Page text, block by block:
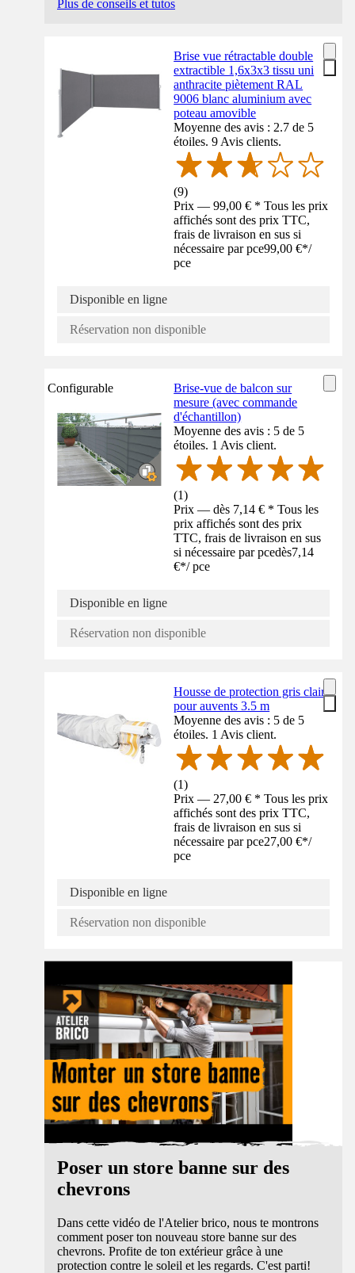
Plus de conseils et tutos
Brise vue rétractable double
extractible 1,6x3x3 tissu uni
anthracite piètement RAL
9006 blanc aluminium avec
poteau amovible
Moyenne des avis : 2.7 de 5
étoiles. 9 Avis clients.
(9)
Prix — 99,00 € * Tous les prix
affichés sont des prix TTC,
frais de livraison en sus si
nécessaire par pce99,00 €*/
pce
Disponible en ligne
Réservation non disponible
Configurable
Brise-vue de balcon sur
mesure (avec commande
d'échantillon)
Moyenne des avis : 5 de 5
étoiles. 1 Avis client.
(1)
Prix — dès 7,14 € * Tous les
prix affichés sont des prix
TTC, frais de livraison en sus
si nécessaire par pcedès7,14
€*/ pce
Disponible en ligne
Réservation non disponible
Housse de protection gris clair
pour auvents 3.5 m
Moyenne des avis : 5 de 5
étoiles. 1 Avis client.
(1)
Prix — 27,00 € * Tous les prix
affichés sont des prix TTC,
frais de livraison en sus si
nécessaire par pce27,00 €*/
pce
Disponible en ligne
Réservation non disponible
Poser un store banne sur des
chevrons
Dans cette vidéo de l'Atelier brico, nous te montrons
comment poser ton nouveau store banne sur des
chevrons. Profite de ton extérieur grâce à une
protection contre le soleil et les regards. C'est parti!